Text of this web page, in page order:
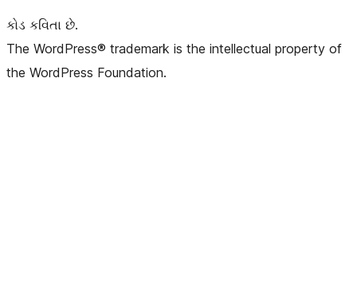
કોડ કવિતા છે.
The WordPress® trademark is the intellectual property of
the WordPress Foundation.